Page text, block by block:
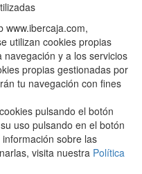
www.ibercaja.com,
utilizan cookies propias
y a los servicios
propias gestionadas por
tu navegación con fines
pulsando el botón
uso pulsando en el botón
sobre las
visita nuestra Política